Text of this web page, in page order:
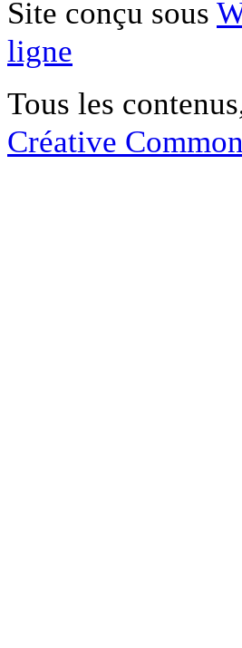
Site conçu sous
ligne
Tous les
Créative